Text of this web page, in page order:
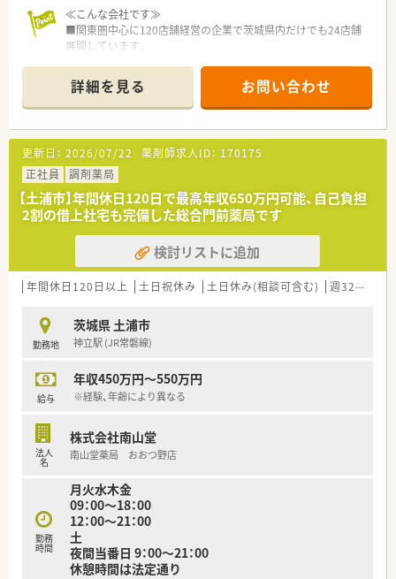
≪こんな会社です≫
■関東圏中心に120店舗経営の企業で茨城県内だけでも24店舗
展開しています。
全店舗で在宅訪問を実施し、医師への往診同行も積極的に行って
います。
栄養剤から緩和ケアの麻薬注射まで対応可能な「無菌調剤室・ク
リーンベンチ」を配備しています。
「健康サポート薬局」と「かかりつけ薬剤師」を推進しておりま
す。
地域密着の薬局として地域にお住いの患者様から信頼され、選ば
れる「かかりつけ薬剤師」を揃え、
「健康サポート薬局」として地域医療に貢献してまいります。
≪労働環境≫
■労働環境を整備し、長く働ける職場づくりをしています。残業
時間は全社平均で5～6時間程度です。
■産休・育休の取得率はほぼ100%です。他の社員へ気兼ねなく
≪こんな薬局です≫
■内科, 整形外科, 消化器科をメインに応需しています。
≪こんな方にお勧め≫
方
■安定した企業で働きたい方（年間休日120日、産育休実績・復帰
者多数）
詳細を見る お問い合わせ
更新日： 2026/07/22 薬剤師求人ID： 170175
正社員
調剤薬局
【土浦市】年間休日120日で最高年収650万円可能、自己負担
2割の借上社宅も完備した総合門前薬局です
検討リストに追加
年間休日120日以上 土日祝休み 土日休み(相談可含む) 週32h以上
勤務地
茨城県 土浦市
神立駅 (JR常磐線)
給与
年収450万円～550万円
※経験、年齢により異なる
法人
名
株式会社南山堂
南山堂薬局 おおつ野店
勤務
時間
月火水木金
09：00～18：00
12：00～21：00
土
夜間当番日 9：00～21：00
休憩時間は法定通り